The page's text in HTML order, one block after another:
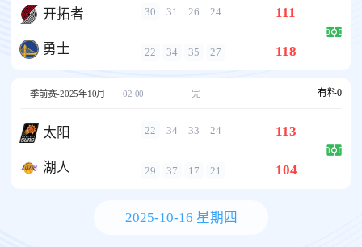
开拓者
勇士
30 31 26 24
22 34 35 27
111
118
季前赛-2025年10月 02:00 完 有料0
太阳
湖人
22 34 33 24
29 37 17 21
113
104
2025-10-16 星期四